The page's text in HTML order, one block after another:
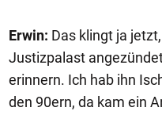
Erwin: Das klingt ja
Justizpalast
erinnern. Ich hab ihn
den 90ern, da kam ein